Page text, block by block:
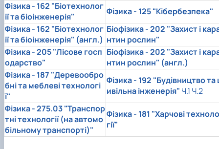
Фізика - 162 "Біотехнолог
ії та біоінженерія"
Фізика - 125 "Кібербезпека"
Фізика - 162 "Біотехнолог
ії та біоінженерія" (англ.)
Біофізика - 202 "Захист і
нтин рослин"
Фізика -205 "Лісове госп
одарство"
Біофізика -202 "Захист і
нтин рослин" (англ.)
Фізика - 187 "Деревообро
бні та меблеві технологі
ї"
Фізика - 192 "Будівництво та
ивільна інженерія" Ч.1 Ч.2
Фізика -275.03 "Транспор
тні технології (на автомо
більному транспорті)"
Фізика - 181 "Харчові техноло
гії"